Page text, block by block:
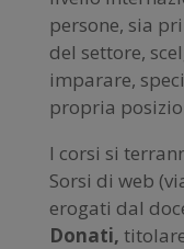
persone, sia
del settore,
imparare,
propria
I corsi si
Sorsi di web
erogati dal
Donati,